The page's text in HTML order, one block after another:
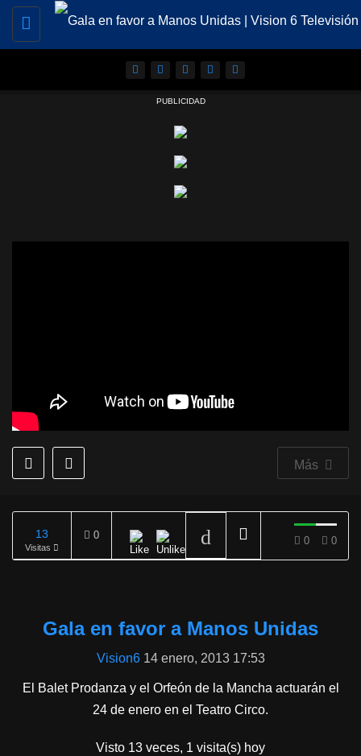
navigation
PUBLICIDAD
Más
13
Visitas
0 0 0
Gala en favor a Manos Unidas
Vision6 14 enero, 2013 17:53
El Balet Prodanza y el Orfeón de la Mancha actuarán el
24 de enero en el Teatro Circo.
Visto 13 veces, 1 visita(s) hoy